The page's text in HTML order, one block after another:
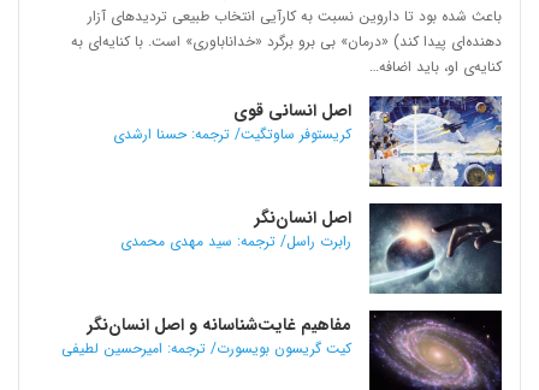
باعث شده بود تا داروین نسبت به کارآیی انتخاب طبیعی تردیدهای آزار
دهنده‌ای پیدا کند) «درمان» بی برو برگرد «خداناباوری» است. با کنایه‌ای به
کنایه‌ی او، باید اضافه…
اصل انسانی قوی
کریستوفر ساوتگیت/ ترجمه: حسنا ارشدی
اصل انسان‌نگر
رابرت راسل/ ترجمه: سید مهدی محمدی
مفاهیم غایت‌شناسانه و اصل انسان‌نگر
کیت گریسون بویسورت/ ترجمه: امیرحسین لطیفی